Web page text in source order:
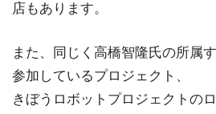
店もあります。
また、同じく高橋智隆氏の所属
参加しているプロジェクト、
きぼうロボットプロジェクトの